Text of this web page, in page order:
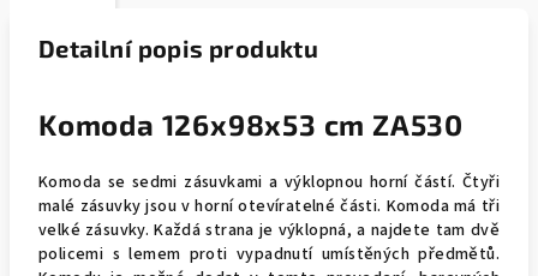
Detailní popis produktu
Komoda 126x98x53 cm ZA530
Komoda se sedmi zásuvkami a výklopnou horní částí. Čtyři
malé zásuvky jsou v horní otevíratelné části. Komoda má tři
velké zásuvky. Každá strana je výklopná, a najdete tam dvě
policemi s lemem proti vypadnutí umístěných předmětů.